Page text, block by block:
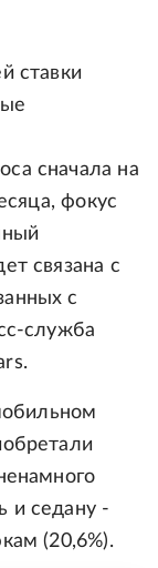
ставки
сначала на
фокус
связана с
с
служба
и седану -
(20,6%).